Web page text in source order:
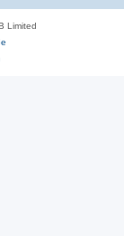
Limited